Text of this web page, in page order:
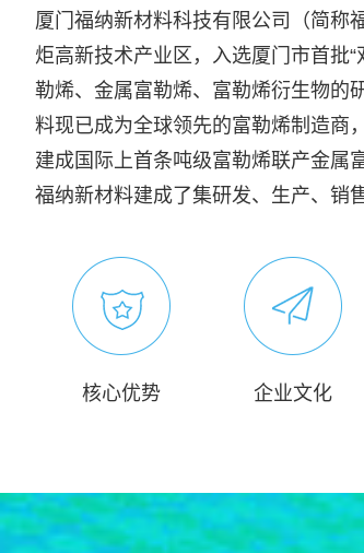
厦门福纳新材料科技有限公司（简称
炬高新技术产业区，入选厦门市首批
勒烯、金属富勒烯、富勒烯衍生物的
料现已成为全球领先的富勒烯制造商
建成国际上首条吨级富勒烯联产金属
福纳新材料建成了集研发、生产、销
核心优势 企业文化